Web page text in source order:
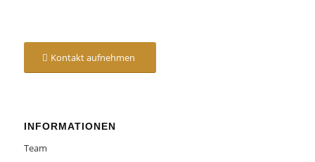
Kontakt aufnehmen
INFORMATIONEN
Team